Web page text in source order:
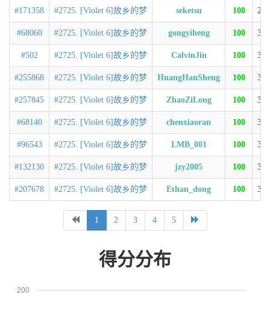
#171358 #2725. [Violet 6]故乡的梦 seketsu 100
#68060 #2725. [Violet 6]故乡的梦 gongyiheng 100
#502 #2725. [Violet 6]故乡的梦 CalvinJin 100
#255868 #2725. [Violet 6]故乡的梦 HuangHanSheng 100
#257845 #2725. [Violet 6]故乡的梦 ZhaoZiLong 100
#68140 #2725. [Violet 6]故乡的梦 chenxiaoran 100
#96543 #2725. [Violet 6]故乡的梦 LMB_001 100
#132130 #2725. [Violet 6]故乡的梦 jzy2005 100
#207678 #2725. [Violet 6]故乡的梦 Ethan_dong 100
1 2 3 4 5
得分分布
200